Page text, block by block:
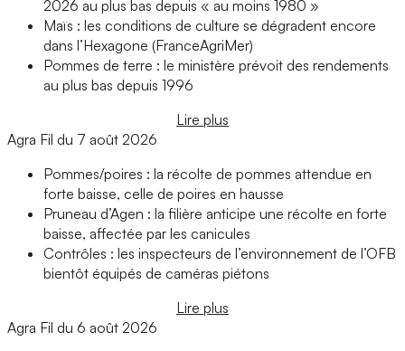
2026 au plus bas depuis « au moins 1980 »
Maïs : les conditions de culture se dégradent encore
dans l’Hexagone (FranceAgriMer)
Pommes de terre : le ministère prévoit des rendements
au plus bas depuis 1996
Lire plus
Agra Fil du 7 août 2026
Pommes/poires : la récolte de pommes attendue en
forte baisse, celle de poires en hausse
Pruneau d’Agen : la filière anticipe une récolte en forte
baisse, affectée par les canicules
Contrôles : les inspecteurs de l’environnement de l’OFB
bientôt équipés de caméras piétons
Lire plus
Agra Fil du 6 août 2026